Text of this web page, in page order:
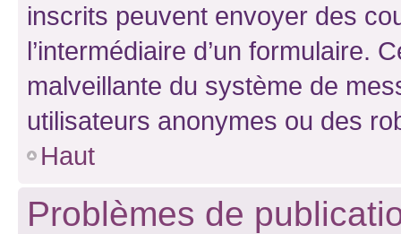
inscrits peuvent envoyer des
l’intermédiaire d’un formulaire.
malveillante du système de
utilisateurs anonymes ou des
Haut
Problèmes de